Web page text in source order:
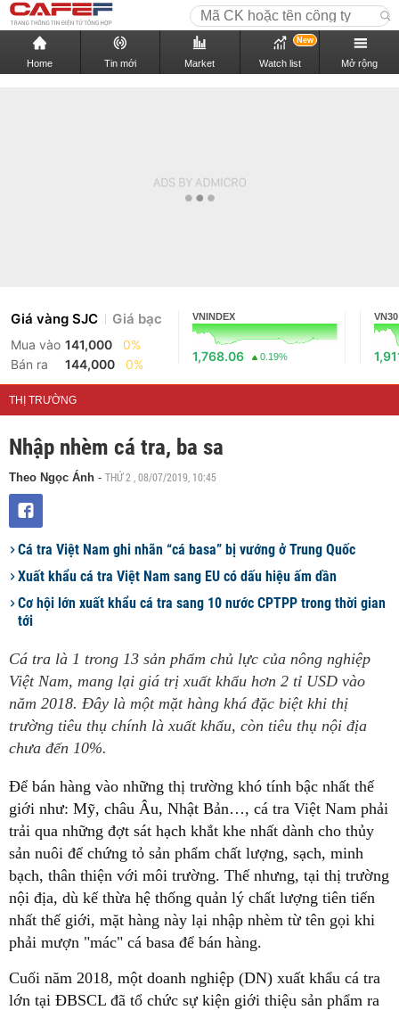
Home Tin mới Market Watch list
New
Mở rộng
Giá vàng SJC Giá bạc
Mua vào 141,000
0%
Bán ra
144,000 0%
VNINDEX
1,768.06 0.19%
VN30
THỊ TRƯỜNG
Nhập nhèm cá tra, ba sa
Theo Ngọc Ánh - THỨ 2 , 08/07/2019, 10:45
Cá tra Việt Nam ghi nhãn “cá basa” bị vướng ở Trung Quốc
Xuất khẩu cá tra Việt Nam sang EU có dấu hiệu ấm dần
Cơ hội lớn xuất khẩu cá tra sang 10 nước CPTPP trong thời gian
tới
Cá tra là 1 trong 13 sản phẩm chủ lực của nông nghiệp
Việt Nam, mang lại giá trị xuất khẩu hơn 2 tỉ USD vào
năm 2018. Đây là một mặt hàng khá đặc biệt khi thị
trường tiêu thụ chính là xuất khẩu, còn tiêu thụ nội địa
chưa đến 10%.
Để bán hàng vào những thị trường khó tính bậc nhất thế
giới như: Mỹ, châu Âu, Nhật Bản…, cá tra Việt Nam phải
trải qua những đợt sát hạch khắt khe nhất dành cho thủy
sản nuôi để chứng tỏ sản phẩm chất lượng, sạch, minh
bạch, thân thiện với môi trường. Thế nhưng, tại thị trường
nội địa, dù kế thừa hệ thống quản lý chất lượng tiên tiến
nhất thế giới, mặt hàng này lại nhập nhèm từ tên gọi khi
phải mượn "mác" cá basa để bán hàng.
Cuối năm 2018, một doanh nghiệp (DN) xuất khẩu cá tra
lớn tại ĐBSCL đã tổ chức sự kiện giới thiệu sản phẩm ra